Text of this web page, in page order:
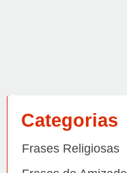
Categorias
Frases Religiosas